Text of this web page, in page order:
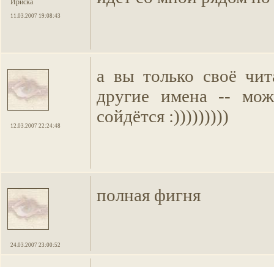
11.03.2007 19:08:43
12.03.2007 22:24:48
а вы только своё
другие имена --
сойдётся :)))))))))
24.03.2007 23:00:52
полная фигня